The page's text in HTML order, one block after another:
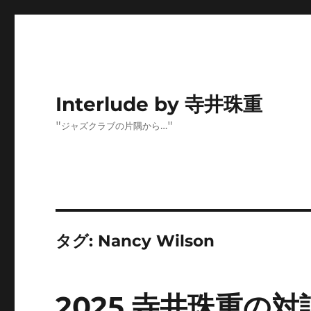
Interlude by 寺井珠重
"ジャズクラブの片隅から…"
タグ: Nancy Wilson